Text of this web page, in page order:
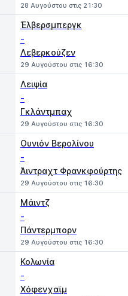
28 Αυγούστου στις 21:30
Έλβερσμπεργκ
-
Λεβερκούζεν
29 Αυγούστου στις 16:30
Λειψία
-
Γκλάντμπαχ
29 Αυγούστου στις 16:30
Ουνιόν Βερολίνου
-
Άιντραχτ Φρανκφούρτης
29 Αυγούστου στις 16:30
Μάιντζ
-
Πάντερμπορν
29 Αυγούστου στις 16:30
Κολωνία
-
Χόφενχαϊμ